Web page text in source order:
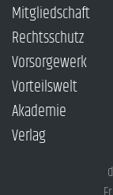
Mitgliedschaft
Rechtsschutz
Vorsorgewerk
Vorteilswelt
Akademie
Verlag